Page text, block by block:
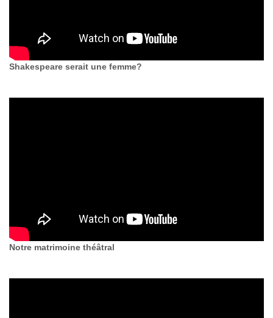
Shakespeare serait une femme?
Notre matrimoine théâtral